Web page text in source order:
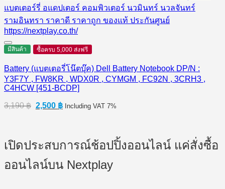
มีสินค้า ซื้อครบ 5,000 ส่งฟรี
Battery (แบตเตอรี่โน๊ตบุ๊ค) Dell Battery Notebook DP/N :
Y3F7Y , FW8KR , WDX0R , CYMGM , FC92N , 3CRH3 ,
C4HCW [451-BCDP]
3,190฿ Original
2,500 ฿Current
Including VAT 7%
เปิดประสบการณ์ช้อปปิ้งออนไลน์ แค่สั่งซื้อ
ออนไลน์บน Nextplay